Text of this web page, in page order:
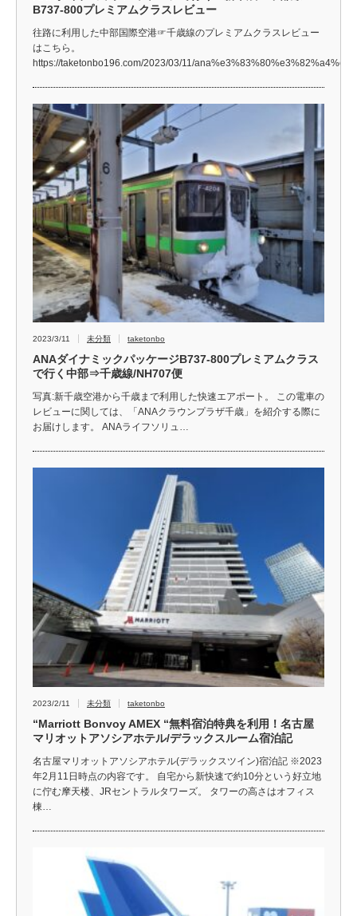
B737-800プレミアムクラスレビュー
往路に利用した中部国際空港☞千歳線のプレミアムクラスレビュー
はこちら。
https://taketonbo196.com/2023/03/11/
2023/3/11 未分類 taketonbo
ANAダイナミックパッケージB737-800プレミアムクラス
で行く中部⇒千歳線/NH707便
写真:新千歳空港から千歳まで利用した快速エアポート。 この電車の
レビューに関しては、「ANAクラウンプラザ千歳」を紹介する際に
お届けします。 ANAライフソリュ…
2023/2/11 未分類 taketonbo
“Marriott Bonvoy AMEX “無料宿泊特典を利用！名古屋
マリオットアソシアホテル/デラックスルーム宿泊記
名古屋マリオットアソシアホテル(デラックスツイン)宿泊記 ※2023
年2月11日時点の内容です。 自宅から新快速で約10分という好立地
に佇む摩天楼、JRセントラルタワーズ。 タワーの高さはオフィス
棟…